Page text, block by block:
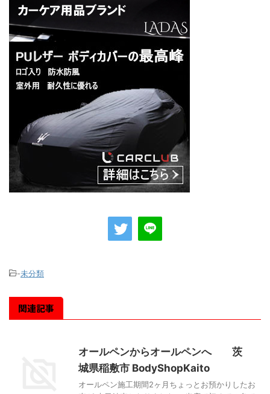
-未分類
関連記事
オールペンからオールペンへ 茨
城県稲敷市 BodyShopKaito
オールペン施工期間2ヶ月ちょっとお預かりしたお